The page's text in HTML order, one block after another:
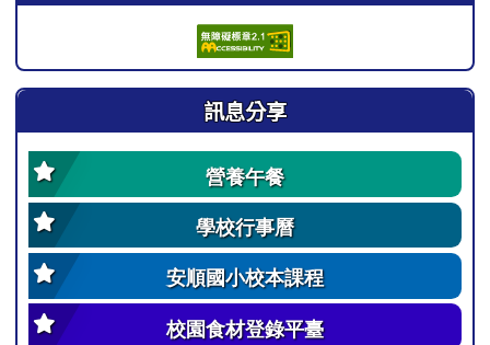
訊息分享
營養午餐
學校行事曆
安順國小校本課程
校園食材登錄平臺